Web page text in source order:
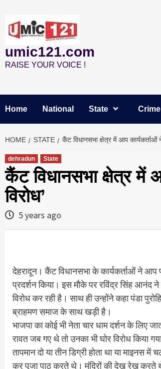
content
umic121.com
RAISE YOUR VOICE !
Home National State Crime
HOME STATE कैंट विधानसभा क्षेत्र में आप कार्यकर्ताओं
dehradun State
कैंट विधानसभा क्षेत्र में
विरोध’
5 years ago
देहरादून। कैंट विधानसभा के कार्यकर्ताओं ने आप
प्रदर्शन किया। इस मौके पर रविंद्र सिंह आनंद ने
विरोध कर रही है। साथ ही उन्होंने कहा पंडा
ब्राहमण समाज के साथ खड़ी है।
भाजपा का कोई भी नेता चार धाम दर्शन के लिए
रावत जब गए थे तो उनका भी घोर विरोध किया
तापमान दो या तीन डिग्री होता था या माइनस
कर पूजा पाठ करते थे। मंदिरों की देख रेख करते